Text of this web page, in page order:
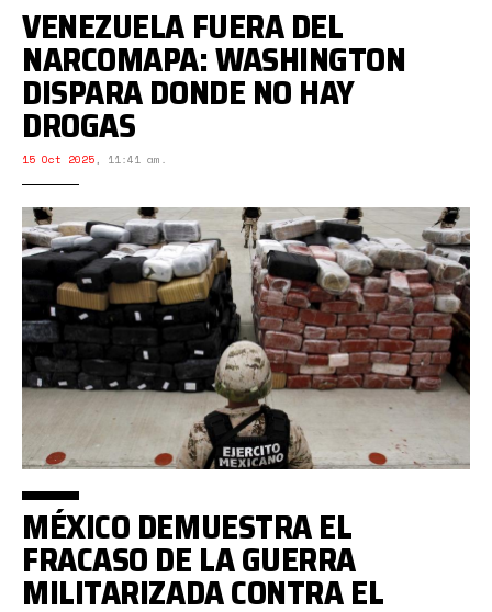
VENEZUELA FUERA DEL
NARCOMAPA: WASHINGTON
DISPARA DONDE NO HAY
DROGAS
15 Oct 2025, 11:41 am.
MÉXICO DEMUESTRA EL
FRACASO DE LA GUERRA
MILITARIZADA CONTRA EL